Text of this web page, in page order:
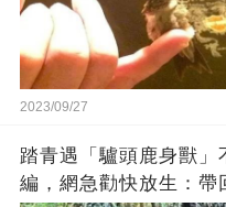
2023/09/27
踏青遇「驢頭鹿身獸」
編，網急勸快放生：帶